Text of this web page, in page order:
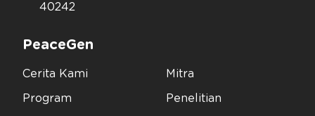
40242
PeaceGen
Cerita Kami
Program
Mitra
Penelitian